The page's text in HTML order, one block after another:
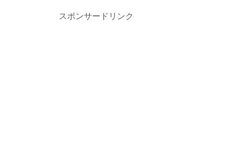
スポンサードリンク